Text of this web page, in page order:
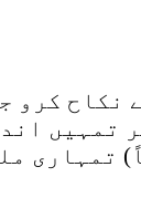
نکاح کرو
تمہیں
تمہاری